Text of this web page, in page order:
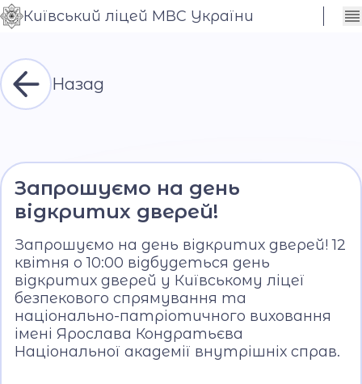
Контраст
Шрифт
Сховати
Київський ліцей МВС України
Назад
Запрошуємо на день
відкритих дверей!
Запрошуємо на день відкритих дверей! 12
квітня о 10:00 відбудеться день
відкритих дверей у Київському ліцеї
безпекового спрямування та
національно-патріотичного виховання
імені Ярослава Кондратьєва
Національної академії внутрішніх справ.